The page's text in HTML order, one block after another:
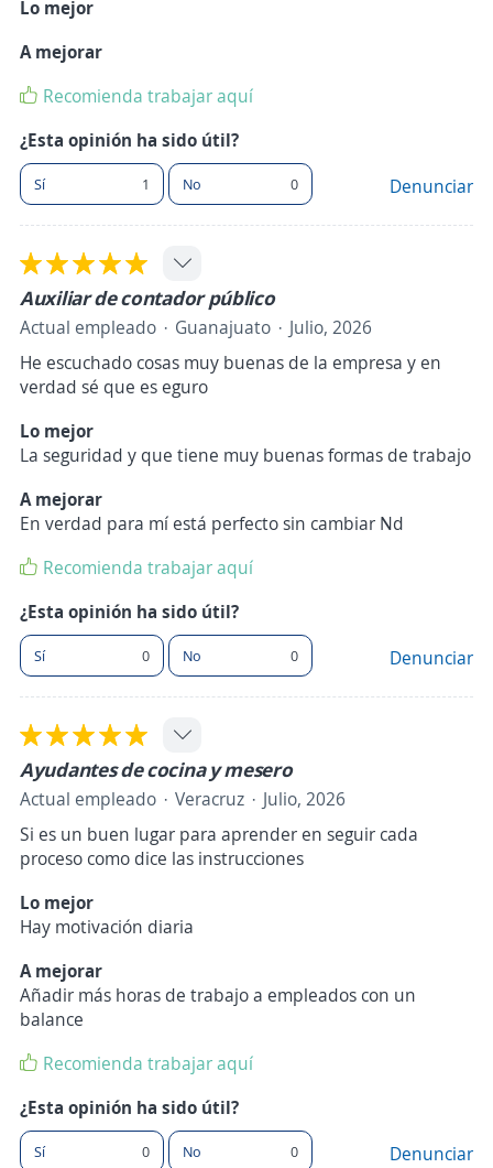
Lo mejor
A mejorar
Recomienda trabajar aquí
¿Esta opinión ha sido útil?
Sí 1 No 0 Denunciar
Auxiliar de contador público
Actual empleado Guanajuato
Julio, 2026
He escuchado cosas muy buenas de la empresa y en
verdad sé que es eguro
Lo mejor
La seguridad y que tiene muy buenas formas de trabajo
A mejorar
En verdad para mí está perfecto sin cambiar Nd
Recomienda trabajar aquí
¿Esta opinión ha sido útil?
Sí 0 No 0 Denunciar
Ayudantes de cocina y mesero
Actual empleado Veracruz
Julio, 2026
Si es un buen lugar para aprender en seguir cada
proceso como dice las instrucciones
Lo mejor
Hay motivación diaria
A mejorar
Añadir más horas de trabajo a empleados con un
balance
Recomienda trabajar aquí
¿Esta opinión ha sido útil?
Sí 0 No 0 Denunciar